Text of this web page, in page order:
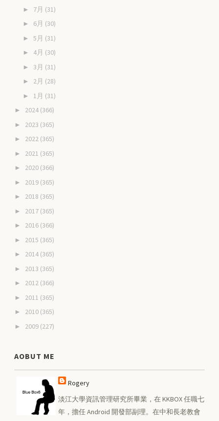
► 7月 (31)
► 6月 (30)
► 5月 (31)
► 4月 (30)
► 3月 (31)
► 2月 (28)
► 1月 (31)
► 2024 (366)
► 2023 (365)
► 2022 (365)
► 2021 (365)
► 2020 (366)
► 2019 (365)
► 2018 (365)
► 2017 (365)
► 2016 (366)
► 2015 (365)
► 2014 (365)
► 2013 (365)
► 2012 (366)
► 2011 (365)
► 2010 (365)
► 2009 (227)
AOBUT ME
Rogery
淡江大學資訊管理研究所畢業，在 KKBOX 任職七
年，擔任 Android 開發部副理。在中和長老教會